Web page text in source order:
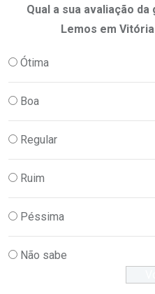
Qual a sua avaliação
Lemos em
Ótima
Boa
Regular
Ruim
Péssima
Não sabe